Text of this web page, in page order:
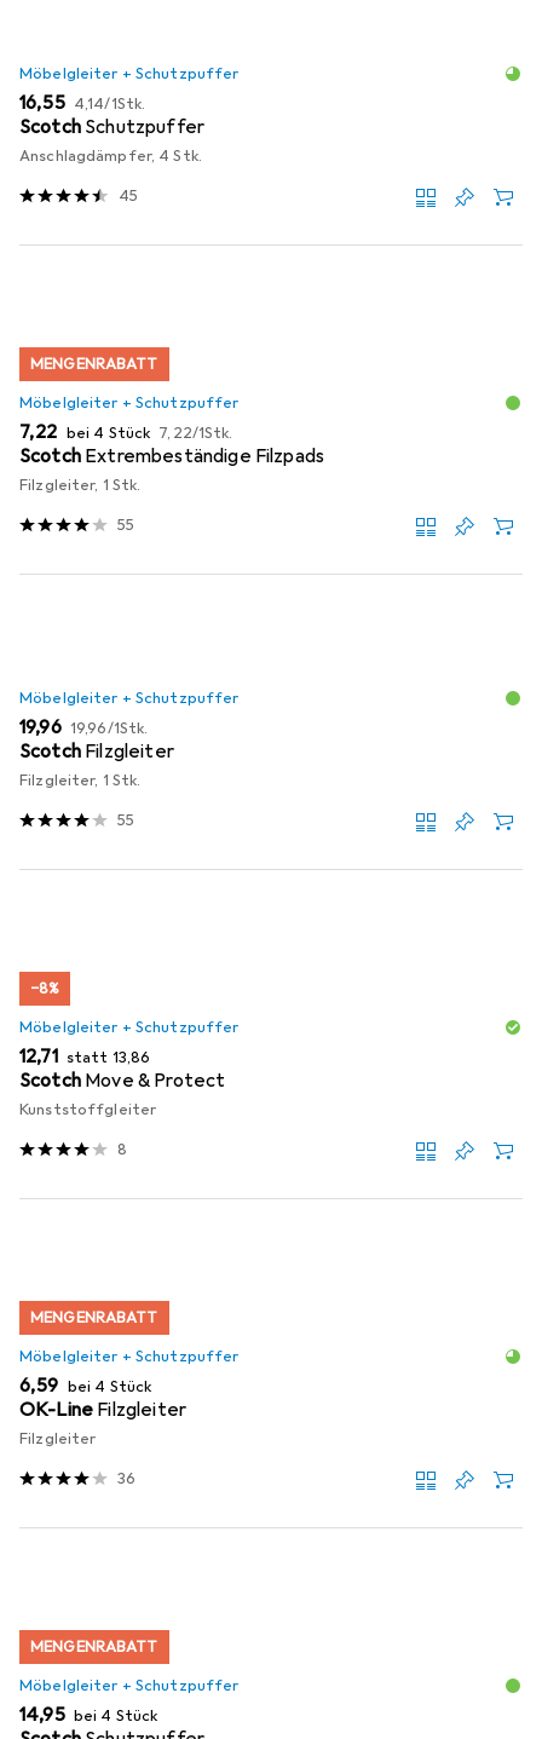
Möbelgleiter + Schutzpuffer
EUR
16,55 EUR
4,14/1Stk.
Scotch Schutzpuffer
Anschlagdämpfer, 4 Stk.
45
MENGENRABATT
Möbelgleiter + Schutzpuffer
EUR
7,22 bei 4 Stück EUR
7,22/1Stk.
Scotch Extrembeständige Filzpads
Filzgleiter, 1 Stk.
55
Möbelgleiter + Schutzpuffer
EUR
19,96 EUR
19,96/1Stk.
Scotch Filzgleiter
Filzgleiter, 1 Stk.
55
−8%
Möbelgleiter + Schutzpuffer
EUR
12,71 statt EUR
13,86
Scotch Move & Protect
Kunststoffgleiter
8
MENGENRABATT
Möbelgleiter + Schutzpuffer
EUR
6,59 bei 4 Stück
OK-Line Filzgleiter
Filzgleiter
36
MENGENRABATT
Möbelgleiter + Schutzpuffer
EUR
14,95 bei 4 Stück